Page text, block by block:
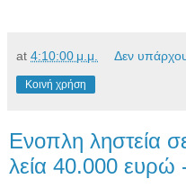
at 4:10:00 μ.μ. Δεν
Κοινή χρήση
Ενοπλη ληστεία
λεία 40.000 ευρώ